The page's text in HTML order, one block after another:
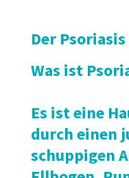
Der Psoriasis
Was ist
Es ist eine
durch einen
schuppigen